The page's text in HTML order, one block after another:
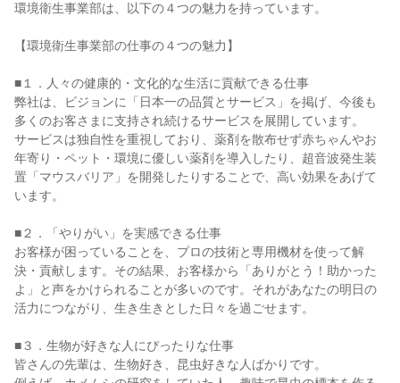
環境衛生事業部は、以下の４つの魅力を持っています。
【環境衛生事業部の仕事の４つの魅力】
■１．人々の健康的・文化的な生活に貢献できる仕事
弊社は、ビジョンに「日本一の品質とサービス」を掲げ、今後も
多くのお客さまに支持され続けるサービスを展開しています。
サービスは独自性を重視しており、薬剤を散布せず赤ちゃんやお
年寄り・ペット・環境に優しい薬剤を導入したり、超音波発生装
置「マウスバリア」を開発したりすることで、高い効果をあげて
います。
■２．「やりがい」を実感できる仕事
お客様が困っていることを、プロの技術と専用機材を使って解
決・貢献します。その結果、お客様から「ありがとう！助かった
よ」と声をかけられることが多いのです。それがあなたの明日の
活力につながり、生き生きとした日々を過ごせます。
■３．生物が好きな人にぴったりな仕事
皆さんの先輩は、生物好き、昆虫好きな人ばかりです。